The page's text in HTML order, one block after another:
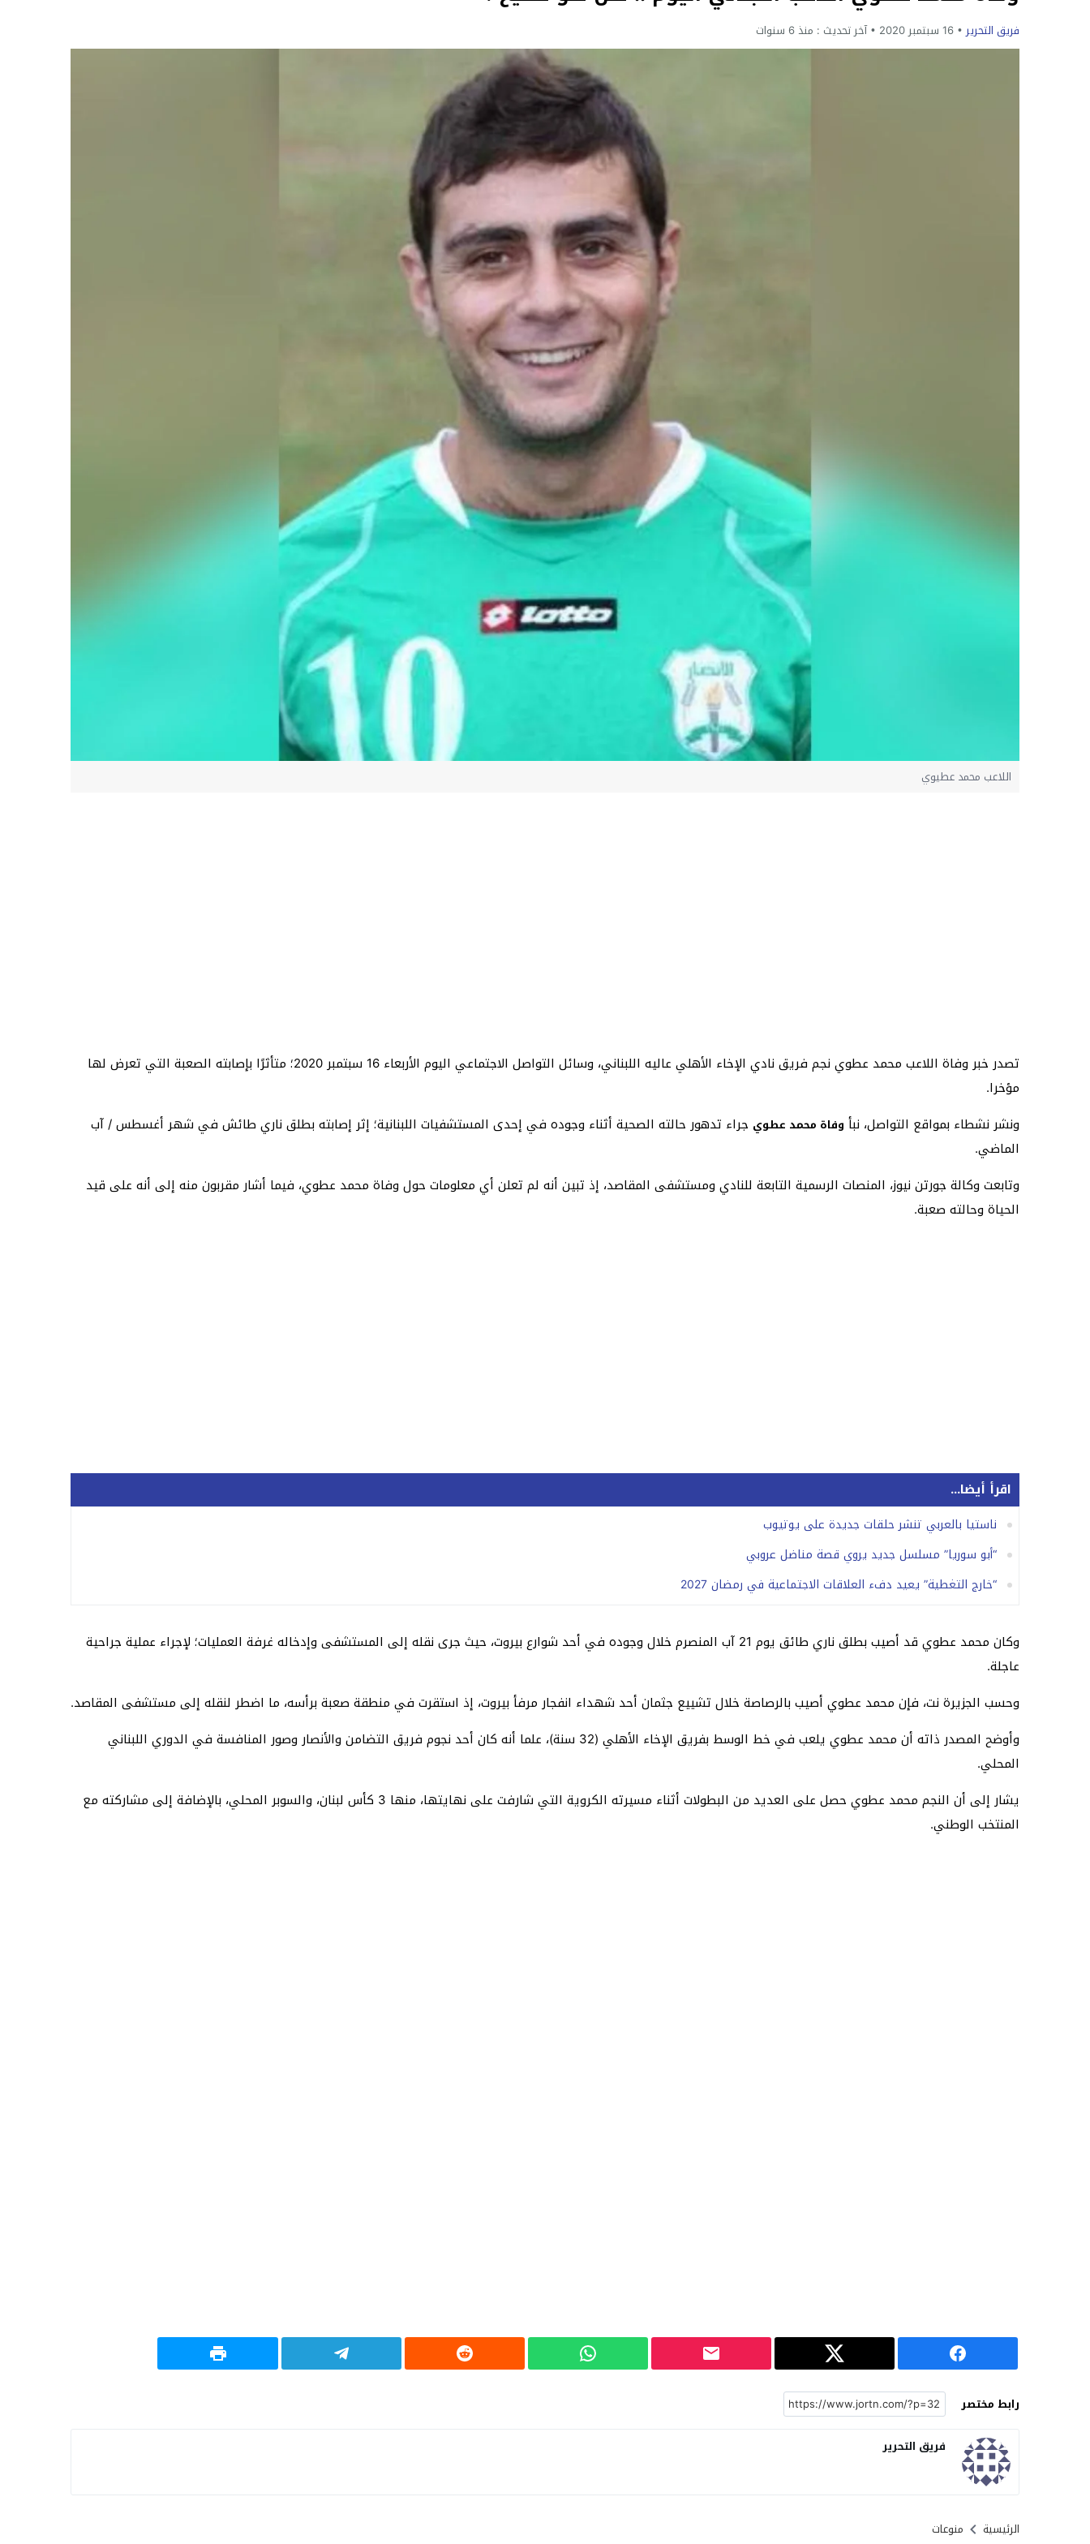
فريق التحرير 16 سبتمبر 2020 آخر تحديث : منذ 6 سنوات
اللاعب محمد عطيوي
تصدر خبر وفاة اللاعب محمد عطوي نجم فريق نادي الإخاء الأهلي عاليه اللبناني، وسائل التواصل الاجتماعي اليوم الأربعاء 16 سبتمبر 2020؛ متأثرًا بإصابته الصعبة التي تعرض لها
مؤخرا.
ونشر نشطاء بمواقع التواصل، نبأ وفاة محمد عطوي جراء تدهور حالته الصحية أثناء وجوده في إحدى المستشفيات اللبنانية؛ إثر إصابته بطلق ناري طائش في شهر أغسطس / آب
الماضي.
وتابعت وكالة جورتن نيوز، المنصات الرسمية التابعة للنادي ومستشفى المقاصد، إذ تبين أنه لم تعلن أي معلومات حول وفاة محمد عطوي، فيما أشار مقربون منه إلى أنه على قيد
الحياة وحالته صعبة.
اقرأ أيضا...
ناستيا بالعربي تنشر حلقات جديدة على يوتيوب
“أبو سوريا” مسلسل جديد يروي قصة مناضل عروبي
“خارج التغطية” يعيد دفء العلاقات الاجتماعية في رمضان 2027
وكان محمد عطوي قد أصيب بطلق ناري طائق يوم 21 آب المنصرم خلال وجوده في أحد شوارع بيروت، حيث جرى نقله إلى المستشفى وإدخاله غرفة العمليات؛ لإجراء عملية جراحية
عاجلة.
وحسب الجزيرة نت، فإن محمد عطوي أصيب بالرصاصة خلال تشييع جثمان أحد شهداء انفجار مرفأ بيروت، إذ استقرت في منطقة صعبة برأسه، ما اضطر لنقله إلى مستشفى المقاصد.
وأوضح المصدر ذاته أن محمد عطوي يلعب في خط الوسط بفريق الإخاء الأهلي (32 سنة)، علما أنه كان أحد نجوم فريق التضامن والأنصار وصور المنافسة في الدوري اللبناني
المحلي.
يشار إلى أن النجم محمد عطوي حصل على العديد من البطولات أثناء مسيرته الكروية التي شارفت على نهايتها، منها 3 كأس لبنان، والسوبر المحلي، بالإضافة إلى مشاركته مع
المنتخب الوطني.
رابط مختصر
فريق التحرير
الرئيسية منوعات